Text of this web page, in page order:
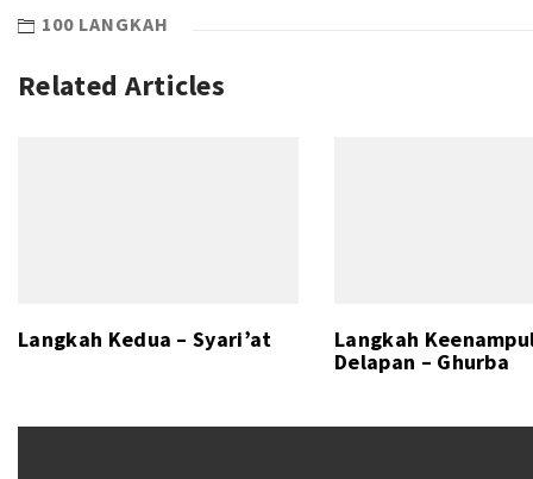
100 LANGKAH
Related Articles
Langkah Kedua – Syari’at
Langkah
Delapan – Ghurba